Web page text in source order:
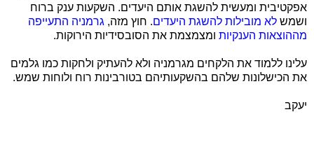
אפקטיבית ומעשית להשגת אותם היעדים. השקעות ענק ברוח
ושמש לא מובילות להשגת היעדים. חוץ מזה, גרמניה התעייפה
מההוצאות הענקיות ומצמצמת את הסובסידיות הירוקות.
עלינו ללמוד את הלקחים מגרמניה ולא להעתיק ולחקות כמו גלמים
את הכישלונות שלהם בהשקעותיהם בטורבינות רוח ולוחות שמש.
יעקב